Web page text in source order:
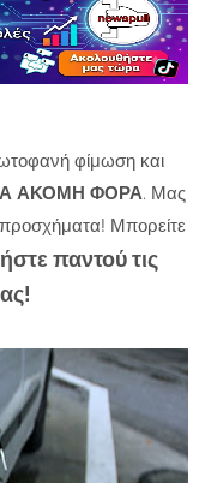
φίμωση και
ΑΚΟΜΗ ΦΟΡΑ. Μας
προσχήματα! Μπορείτε
παντού τις